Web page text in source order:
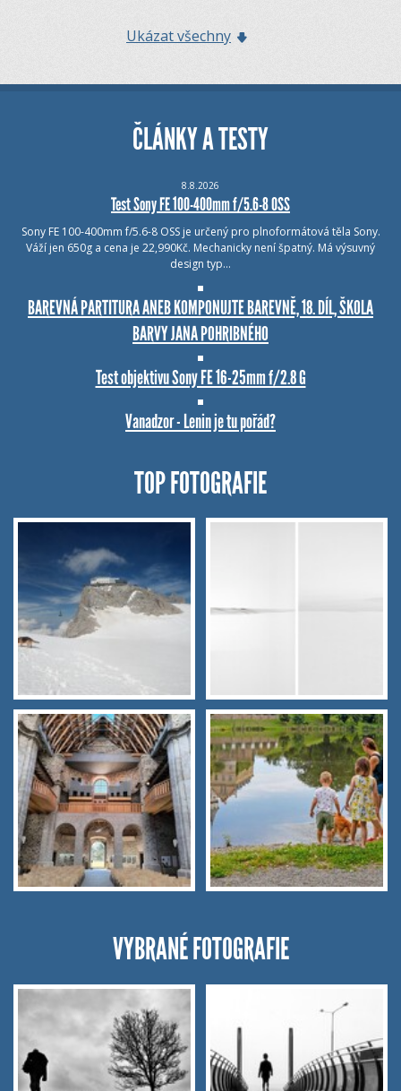
Ukázat všechny
ČLÁNKY A TESTY
8.8.2026
Test Sony FE 100-400mm f/5.6-8 OSS
Sony FE 100-400mm f/5.6-8 OSS je určený pro plnoformátová těla Sony.
Váží jen 650g a cena je 22,990Kč. Mechanicky není špatný. Má výsuvný
design typ…
BAREVNÁ PARTITURA ANEB KOMPONUJTE BAREVNĚ, 18. DÍL, ŠKOLA
BARVY JANA POHRIBNÉHO
Test objektivu Sony FE 16-25mm f/2.8 G
Vanadzor - Lenin je tu pořád?
TOP FOTOGRAFIE
VYBRANÉ FOTOGRAFIE